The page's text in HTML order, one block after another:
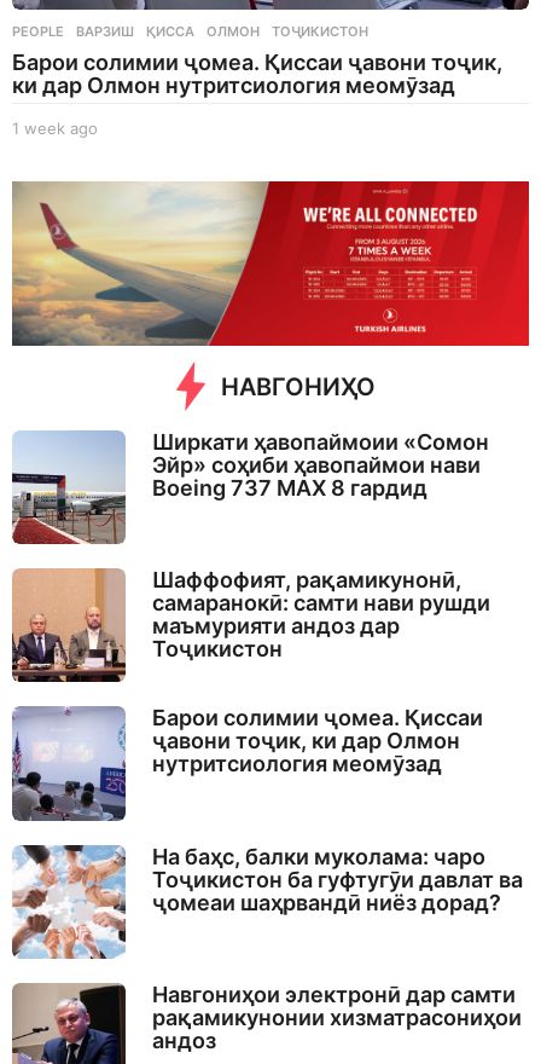
PEOPLE ВАРЗИШ ,ҚИССА ,ОЛМОН ,ТОҶИКИСТОН
Барои солимии ҷомеа. Қиссаи ҷавони тоҷик,
ки дар Олмон нутритсиология меомӯзад
1 week ago
g
o
НАВГОНИҲО
Ширкати ҳавопаймоии «Сомон
Эйр» соҳиби ҳавопаймои нави
Boeing 737 MAX 8 гардид
Шаффофият, рақамикунонӣ,
самаранокӣ: самти нави рушди
маъмурияти андоз дар
Тоҷикистон
Барои солимии ҷомеа. Қиссаи
ҷавони тоҷик, ки дар Олмон
нутритсиология меомӯзад
На баҳс, балки муколама: чаро
Тоҷикистон ба гуфтугӯи давлат ва
ҷомеаи шаҳрвандӣ ниёз дорад?
Навгониҳои электронӣ дар самти
рақамикунонии хизматрасониҳои
андоз